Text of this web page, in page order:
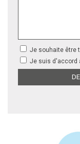
Je souhaite être
Je suis d'accord